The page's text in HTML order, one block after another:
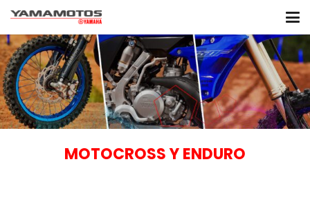
MOTOCROSS Y ENDURO